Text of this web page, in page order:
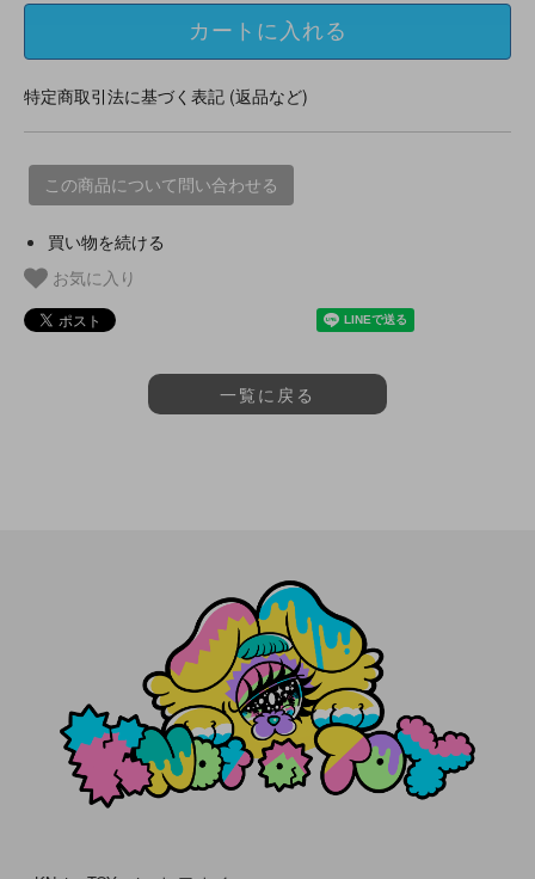
特定商取引法に基づく表記 (返品など)
この商品について問い合わせる
買い物を続ける
お気に入り
一覧に戻る